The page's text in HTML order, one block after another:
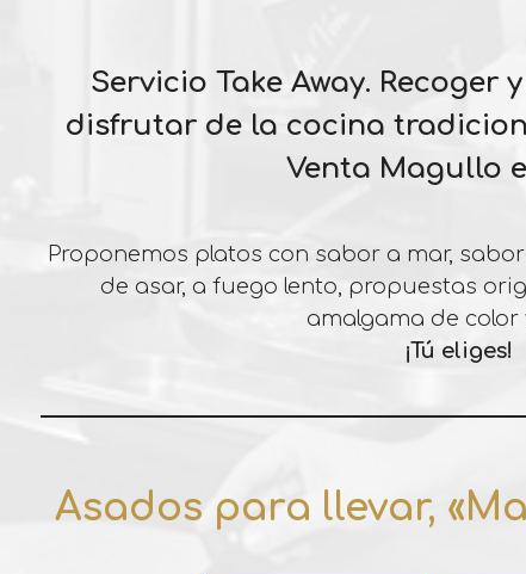
Servicio Take Away. Recoger
disfrutar de la cocina
Venta Magullo
Proponemos platos con sabor a mar,
de asar, a fuego lento, propuestas
amalgama de color
¡Tú eliges!
Asados para llevar,